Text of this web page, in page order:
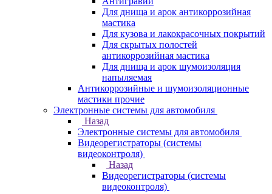
Для днища и арок антикоррозийная
мастика
Для кузова и лакокрасочных покрытий
Для скрытых полостей
антикоррозийная мастика
Для днища и арок шумоизоляция
напыляемая
Антикоррозийные и шумоизоляционные
мастики прочие
Электронные системы для автомобиля
Назад
Электронные системы для автомобиля
Видеорегистраторы (системы
видеоконтроля)
Назад
Видеорегистраторы (системы
видеоконтроля)